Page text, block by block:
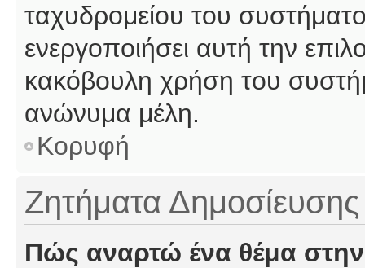
ταχυδρομείου του
ενεργοποιήσει αυτή την
κακόβουλη χρήση του
ανώνυμα μέλη.
Κορυφή
Ζητήματα Δημοσίευσης
Πώς αναρτώ ένα θέμα